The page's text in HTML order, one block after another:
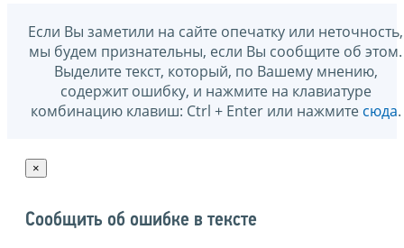
Если Вы заметили на сайте опечатку или неточность,
мы будем признательны, если Вы сообщите об этом.
Выделите текст, который, по Вашему мнению,
содержит ошибку, и нажмите на клавиатуре
комбинацию клавиш: Ctrl + Enter или нажмите сюда.
×
Сообщить об ошибке в тексте